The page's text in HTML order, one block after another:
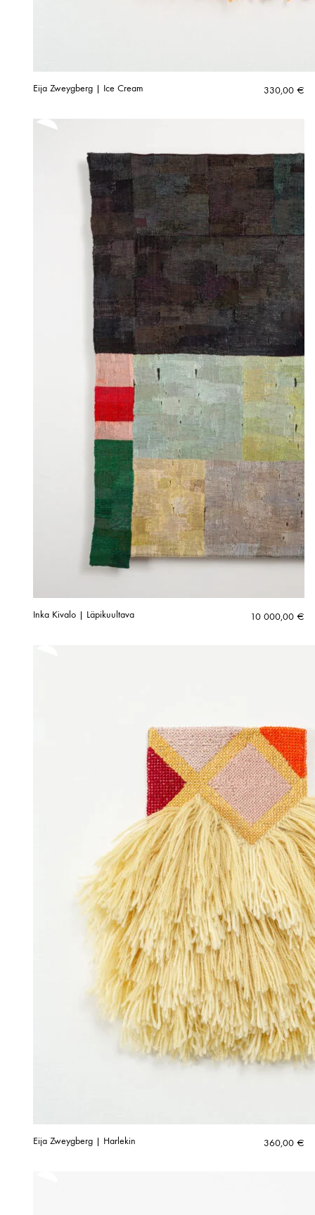
Eija Zweygberg | Ice Cream 330,00 €
Inka Kivalo | Läpikuultava 10 000,00 €
Eija Zweygberg | Harlekin 360,00 €